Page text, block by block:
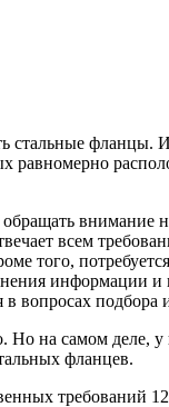
стальные
равномерно
всем
того,
подбора
на самом деле,
фланцев.
требований